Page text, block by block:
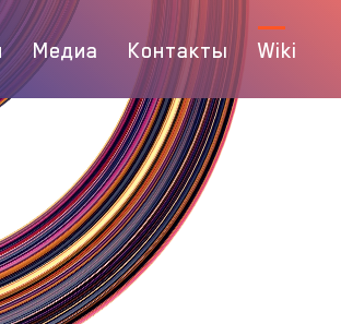
Медиа Контакты Wiki